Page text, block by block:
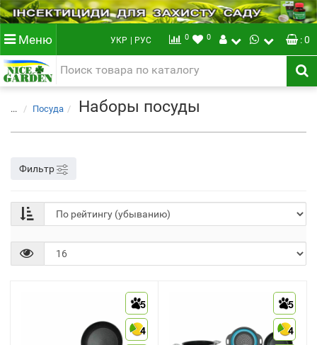
Меню УКР | РУС 0 0 : 0
... Посуда Наборы посуды
Фильтр
5
4
5
4